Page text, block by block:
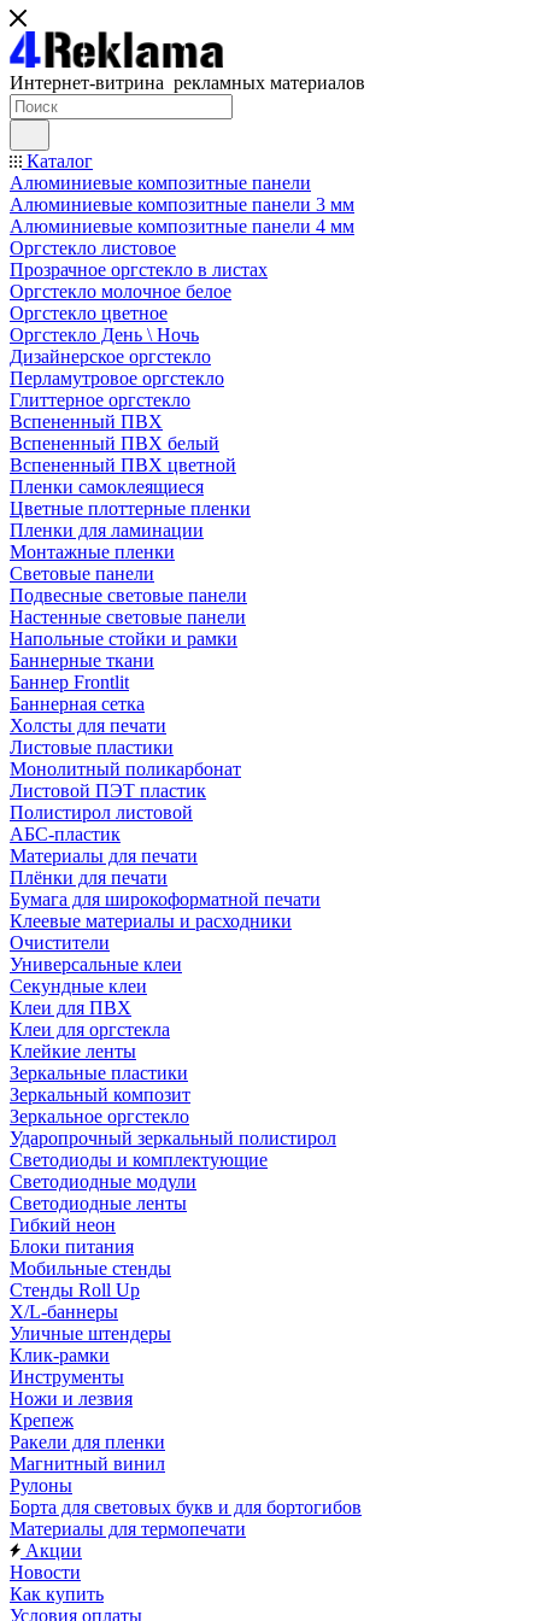
Интернет-витрина рекламных материалов
Каталог
Алюминиевые композитные панели
Алюминиевые композитные панели 3 мм
Алюминиевые композитные панели 4 мм
Оргстекло листовое
Прозрачное оргстекло в листах
Оргстекло молочное белое
Оргстекло цветное
Оргстекло День \ Ночь
Дизайнерское оргстекло
Перламутровое оргстекло
Глиттерное оргстекло
Вспененный ПВХ
Вспененный ПВХ белый
Вспененный ПВХ цветной
Пленки самоклеящиеся
Цветные плоттерные пленки
Пленки для ламинации
Монтажные пленки
Световые панели
Подвесные световые панели
Настенные световые панели
Напольные стойки и рамки
Баннерные ткани
Баннер Frontlit
Баннерная сетка
Холсты для печати
Листовые пластики
Монолитный поликарбонат
Листовой ПЭТ пластик
Полистирол листовой
АБС-пластик
Материалы для печати
Плёнки для печати
Бумага для широкоформатной печати
Клеевые материалы и расходники
Очистители
Универсальные клеи
Секундные клеи
Клеи для ПВХ
Клеи для оргстекла
Клейкие ленты
Зеркальные пластики
Зеркальный композит
Зеркальное оргстекло
Ударопрочный зеркальный полистирол
Светодиоды и комплектующие
Светодиодные модули
Светодиодные ленты
Гибкий неон
Блоки питания
Мобильные стенды
Стенды Roll Up
X/L-баннеры
Уличные штендеры
Клик-рамки
Инструменты
Ножи и лезвия
Крепеж
Ракели для пленки
Магнитный винил
Рулоны
Борта для световых букв и для бортогибов
Материалы для термопечати
Акции
Новости
Как купить
Условия оплаты